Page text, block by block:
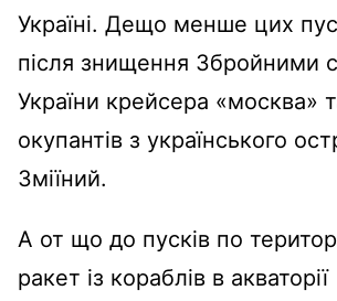
Україні. Дещо менше цих
після знищення Збройними
України крейсера «москва»
окупантів з українського
Зміїний.
А от що до пусків по
ракет із кораблів в акваторії